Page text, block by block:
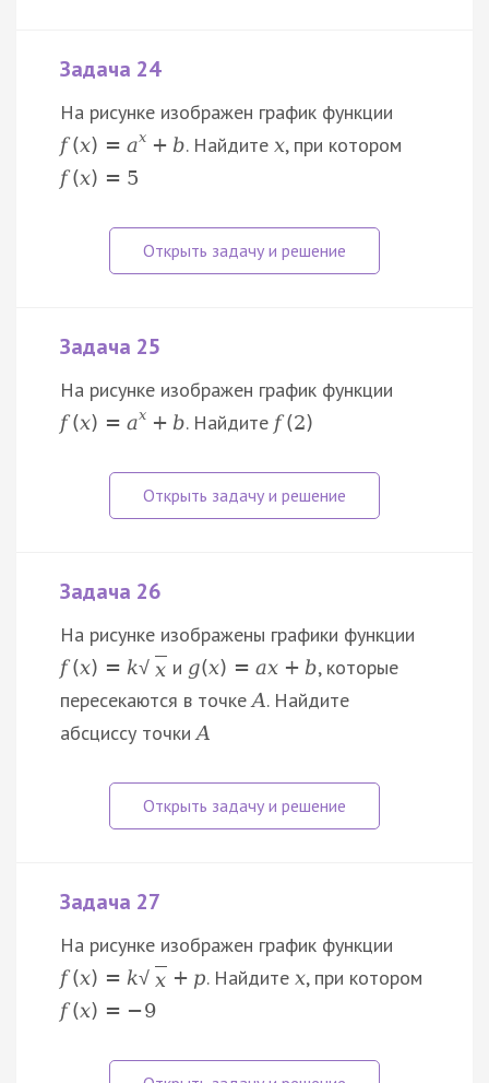
Задача 24
На рисунке изображен график функции
f (x) = ax + b. Найдите x, при котором
f (x) = 5
Задача 25
На рисунке изображен график функции
f (x) = ax + b. Найдите f (2)
Задача 26
На рисунке изображены графики функции
f (x) = k√ x и g(x) = ax + b, которые
пересекаются в точке A. Найдите
абсциссу точки A
Задача 27
На рисунке изображен график функции
f (x) = k√ x + p. Найдите x, при котором
f (x) = −9